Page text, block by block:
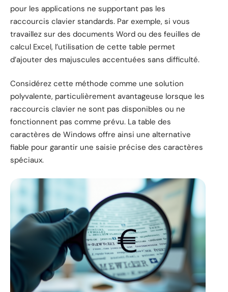
pour les applications ne supportant pas les
raccourcis clavier standards. Par exemple, si vous
travaillez sur des documents Word ou des feuilles de
calcul Excel, l’utilisation de cette table permet
d’ajouter des majuscules accentuées sans difficulté.
Considérez cette méthode comme une solution
polyvalente, particulièrement avantageuse lorsque les
raccourcis clavier ne sont pas disponibles ou ne
fonctionnent pas comme prévu. La table des
caractères de Windows offre ainsi une alternative
fiable pour garantir une saisie précise des caractères
spéciaux.